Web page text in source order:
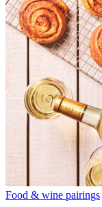
Food & wine pairings